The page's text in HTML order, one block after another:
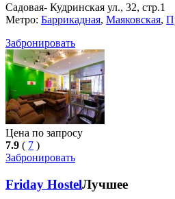
Садовая- Кудринская ул., 32, стр.1
Метро: Баррикадная, Маяковская,
Забронировать
Цена по запросу
7.9 ( 7 )
Забронировать
Friday HostelЛучшее